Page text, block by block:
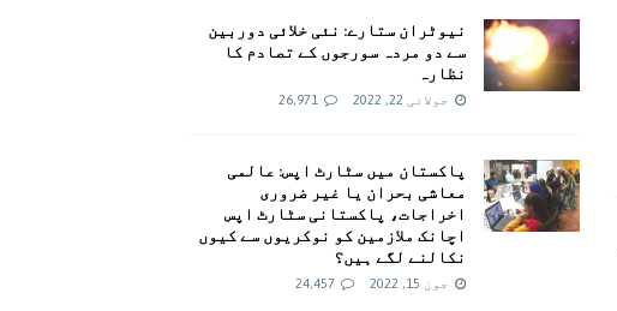
نیوٹران ستارے: نئی خلائی دوربین
سے دو مردہ سورجوں کے تصادم کا
نظارہ
جولائی 22, 2022 26,971
پاکستان میں سٹارٹ اپس: عالمی
معاشی بحران یا غیر ضروری
اخراجات، پاکستانی سٹارٹ اپس
اچانک ملازمین کو نوکریوں سے کیوں
نکالنے لگے ہیں؟
جون 15, 2022 24,457